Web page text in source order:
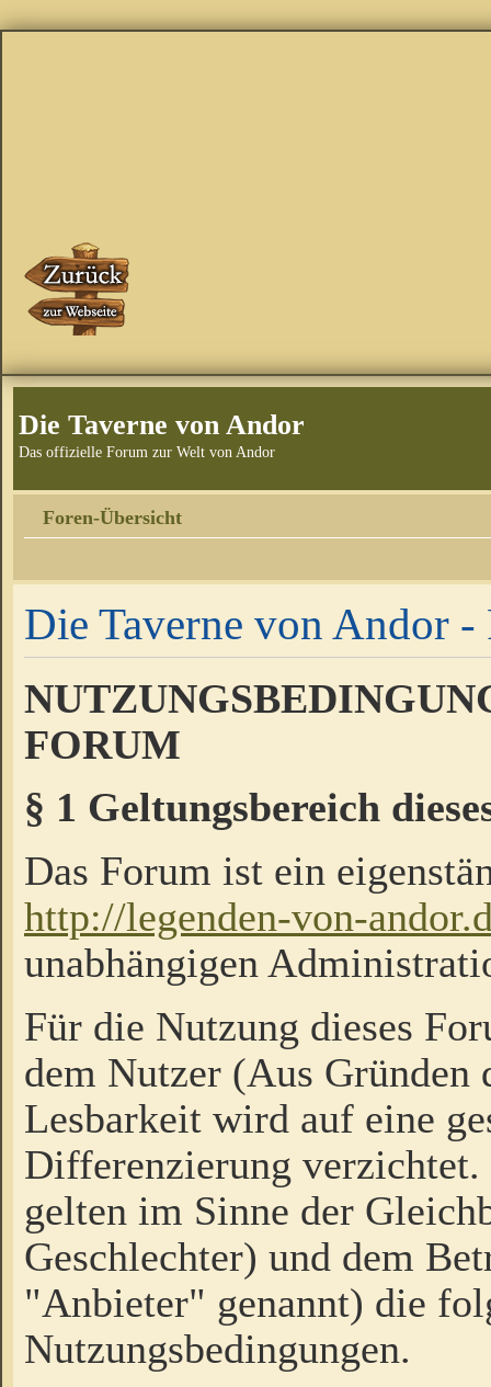
Die Taverne von Andor
Das offizielle Forum zur Welt von Andor
Foren-Übersicht
Die Taverne von Andor -
FORUM
§ 1 Geltungsbereich
Das Forum ist ein
http://legenden-von-
unabhängigen
Für die Nutzung dieses
dem Nutzer (Aus Gründen
Lesbarkeit wird auf eine
Differenzierung
gelten im Sinne der
Geschlechter) und dem
"Anbieter" genannt) die
Nutzungsbedingungen.